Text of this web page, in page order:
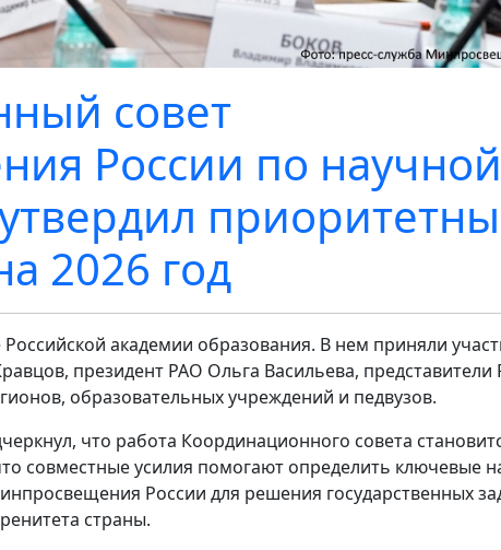
совет
России по научной
2026 год
академии образования. В нем приняли
президент РАО Ольга Васильева, представители
образовательных учреждений и педвузов.
что работа Координационного совета
совместные усилия помогают определить ключевые
России для решения государственных
страны.